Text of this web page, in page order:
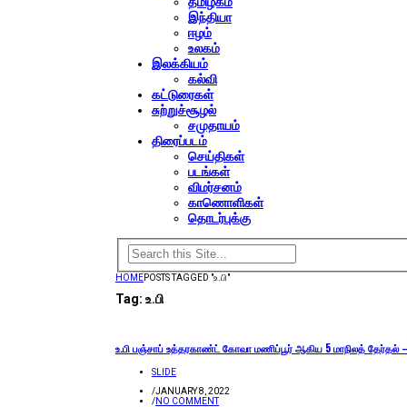
இந்தியா
ஈழம்
உலகம்
இலக்கியம்
கல்வி
கட்டுரைகள்
சுற்றுச்சூழல்
சமுதாயம்
திரைப்படம்
செய்திகள்
படங்கள்
விமர்சனம்
காணொளிகள்
தொடர்புக்கு
HOMEPOSTS TAGGED "உ.பி"
Tag: உ.பி
உ.பி பஞ்சாப் உத்தரகாண்ட் கோவா மணிப்பூர் ஆகிய 5 மாநிலத் தேர்தல் –
SLIDE
/JANUARY 8, 2022
/NO COMMENT